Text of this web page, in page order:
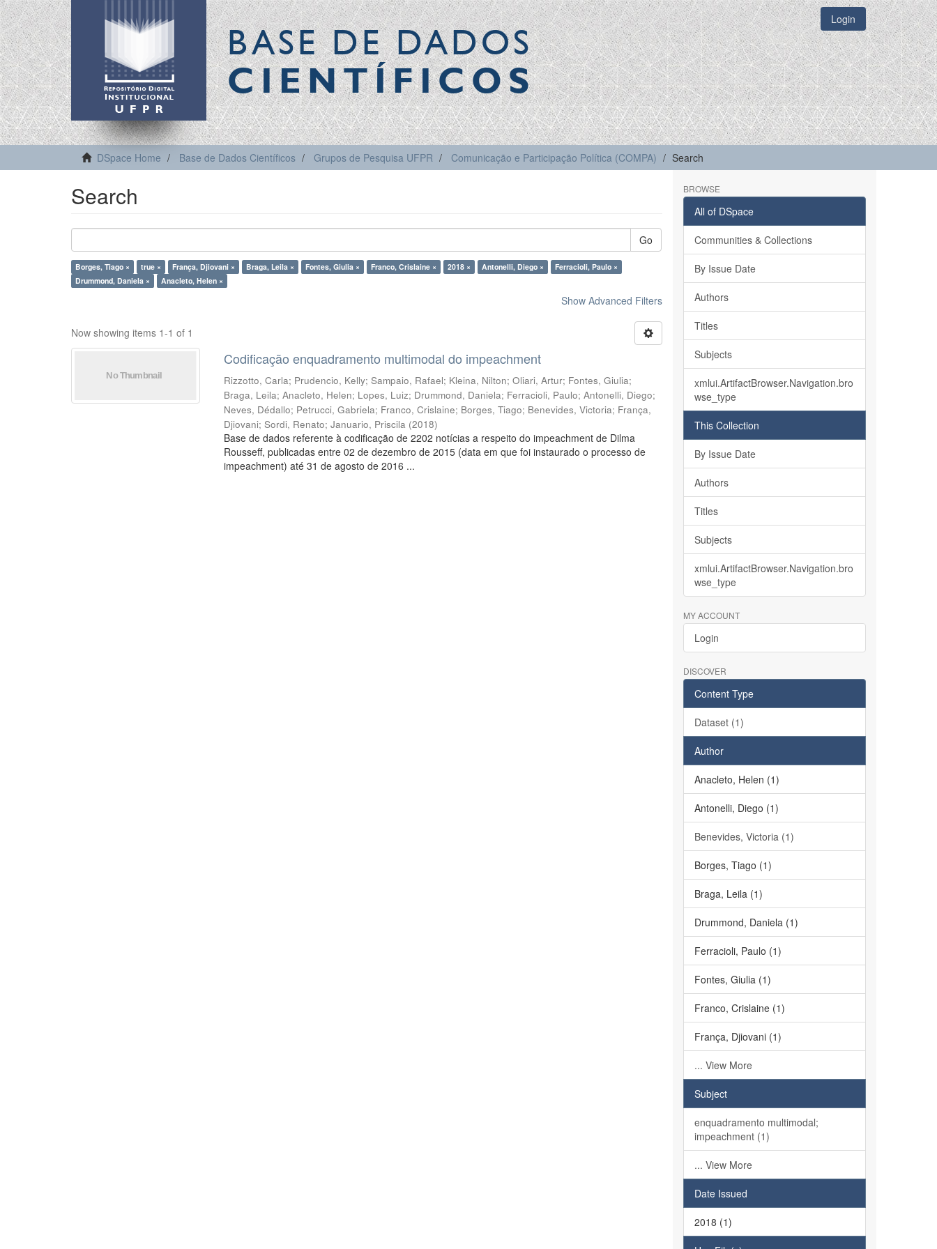
BASE DE DADOS
CIENTÍFICOS
Login
DSpace Home Base de Dados Científicos Grupos de Pesquisa UFPR Comunicação e Participação Política (COMPA) Search
Search
Go
Borges, Tiago × true × França, Djiovani × Braga, Leila × Fontes, Giulia × Franco, Crislaine × 2018 × Antonelli, Diego ×
Ferracioli, Paulo ×
Drummond, Daniela ×
Anacleto, Helen ×
Show Advanced Filters
Now showing items 1-1 of 1
Codificação enquadramento multimodal do impeachment
Rizzotto, Carla; Prudencio, Kelly;Sampaio, Rafael; Kleina, Nilton;Oliari, Artur; Fontes, Giulia;
Braga, Leila;Anacleto, Helen; Lopes, Luiz; Drummond, Daniela; Ferracioli, Paulo;Antonelli, Diego;
Neves, Dédallo; Petrucci, Gabriela; Franco, Crislaine; Borges, Tiago; Benevides, Victoria; França,
Djiovani;Sordi, Renato;Januario, Priscila (2018)
Base de dados referente à codificação de 2202 notícias a respeito do impeachment de Dilma
Rousseff, publicadas entre 02 de dezembro de 2015 (data em que foi instaurado o processo de
impeachment) até 31 de agosto de 2016 ...
BROWSE
All of DSpace
Communities & Collections
By Issue Date
Authors
Titles
Subjects
xmlui.ArtifactBrowser.Navigation.bro
wse_type
This Collection
By Issue Date
Authors
Titles
Subjects
xmlui.ArtifactBrowser.Navigation.bro
wse_type
MY ACCOUNT
Login
DISCOVER
Content Type
Dataset (1)
Author
Anacleto, Helen (1)
Antonelli, Diego (1)
Benevides, Victoria (1)
Borges, Tiago (1)
Braga, Leila (1)
Drummond, Daniela (1)
Ferracioli, Paulo (1)
Fontes, Giulia (1)
Franco, Crislaine (1)
França, Djiovani (1)
... View More
Subject
enquadramento multimodal;
impeachment (1)
... View More
Date Issued
2018 (1)